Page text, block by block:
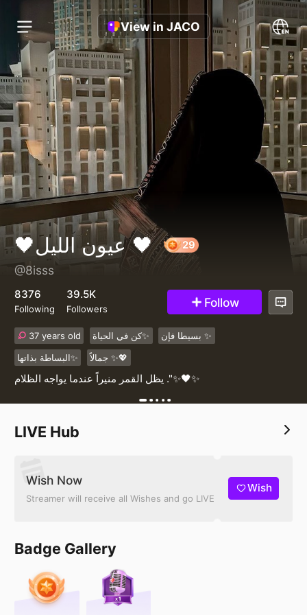
View in JACO
🖤عيون الليل 🖤
@8isss
8376
Following
39.5K
Followers Follow
37 years old كن في الحياة✨
بسيطا فإن ✨
البساطة بذاتها✨
جمالاً ✨💖
يظل القمر منيراً عندما يواجه الظلام ."✨🖤✨
LIVE Hub
Wish Now
Streamer will receive all Wishes and go LIVE
Wish
Badge Gallery